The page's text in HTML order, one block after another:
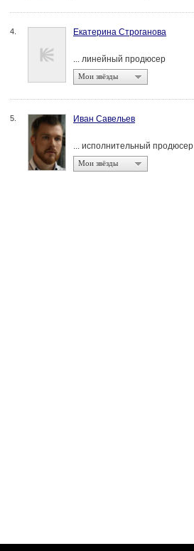
4. Екатерина Строганова
... линейный продюсер
Мои звёзды
5. Иван Савельев
... исполнительный продюсер
Мои звёзды